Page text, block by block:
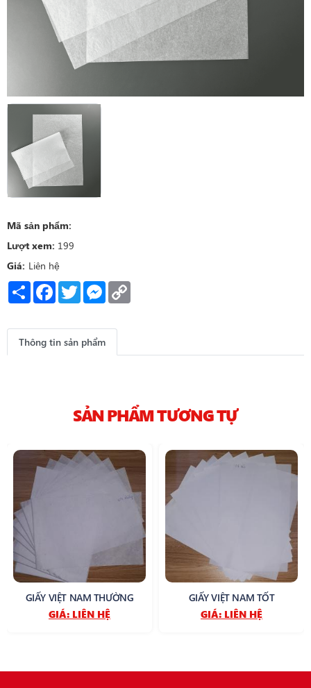
Mã sản phẩm:
Lượt xem: 199
Giá: Liên hệ
Share FacebookTwitterMessenger
Thông tin sản phẩm
SẢN PHẨM TƯƠNG TỰ
GIẤY VIỆT NAM THƯỜNG
GIÁ: LIÊN HỆ
GIẤY VIỆT NAM TỐT
GIÁ: LIÊN HỆ